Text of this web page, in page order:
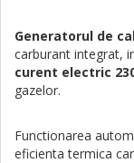
Generatorul de
carburant integrat,
curent electric
gazelor.
Functionarea
eficienta termica